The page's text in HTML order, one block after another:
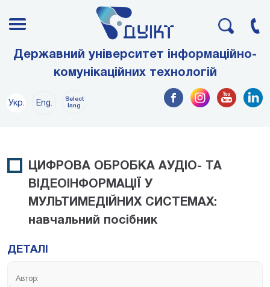
Державний університет інформаційно-
комунікаційних технологій
Укр. Eng.
Select
lang
ЦИФРОВА ОБРОБКА АУДІО- ТА
ВІДЕОІНФОРМАЦІЇ У
МУЛЬТИМЕДІЙНИХ СИСТЕМАХ:
навчальний посібник
ДЕТАЛІ
Автор: